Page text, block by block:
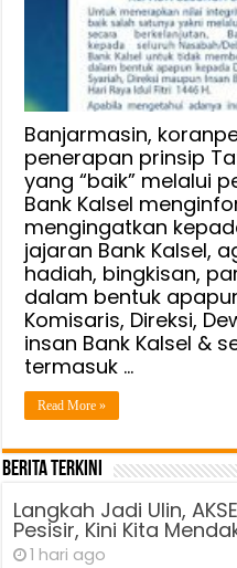
Banjarmasin,
penerapan prinsip
yang “baik” melalui
Bank Kalsel
mengingatkan
jajaran Bank Kalsel,
hadiah, bingkisan,
dalam bentuk
Komisaris, Direksi,
insan Bank Kalsel &
termasuk …
Read More »
Berita Terkini
Langkah Jadi Ulin,
Pesisir, Kini Kita
1 hari ago